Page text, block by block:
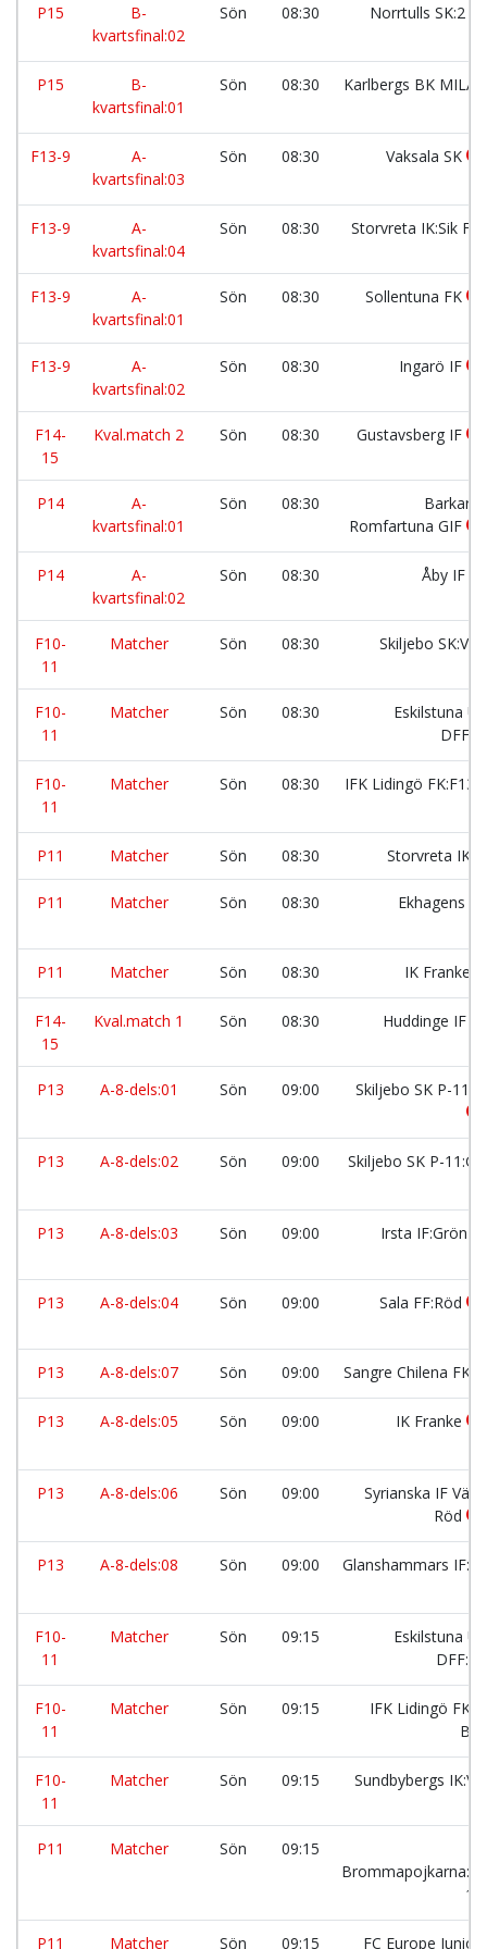
P15
B-
kvartsfinal:02
Sön 08:30 Norrtulls SK:2
P15
B-
kvartsfinal:01
Sön 08:30 Karlbergs BK
F13-9
A-
kvartsfinal:03
Sön 08:30 Vaksala SK
F13-9
A-
kvartsfinal:04
Sön 08:30 Storvreta IK:Sik
F13-9
A-
kvartsfinal:01
Sön 08:30 Sollentuna FK
F13-9
A-
kvartsfinal:02
Sön 08:30 Ingarö IF
F14-
15
Kval.match 2 Sön 08:30 Gustavsberg IF
P14
A-
kvartsfinal:01
Sön 08:30
Barkarö
Romfartuna GIF
P14
A-
kvartsfinal:02
Sön 08:30 Åby IF
F10-
11
Matcher Sön 08:30 Skiljebo SK:VIT
F10-
11
Matcher Sön 08:30
Eskilstuna
F10-
11
Matcher Sön 08:30 IFK Lidingö
P11 Matcher Sön 08:30 Storvreta IK:1
P11 Matcher Sön 08:30 Ekhagens IF
P11 Matcher Sön 08:30 IK Franke:1
F14-
15
Kval.match 1 Sön 08:30 Huddinge IF
P13 A-8-dels:01 Sön 09:00 Skiljebo SK P-
P13 A-8-dels:02 Sön 09:00 Skiljebo SK P-
P13 A-8-dels:03 Sön 09:00 Irsta IF:Grön
P13 A-8-dels:04 Sön 09:00 Sala FF:Röd
P13 A-8-dels:07 Sön 09:00 Sangre Chilena FK
P13 A-8-dels:05 Sön 09:00 IK Franke
P13 A-8-dels:06 Sön 09:00
Syrianska IF
Röd
P13 A-8-dels:08 Sön 09:00 Glanshammars
F10-
11
Matcher Sön 09:15
Eskilstuna
F10-
11
Matcher Sön 09:15
IFK Lidingö FK
Blå
F10-
11
Matcher Sön 09:15 Sundbybergs
P11 Matcher Sön
09:15
10
P11 Matcher Sön 09:15 FC Europe